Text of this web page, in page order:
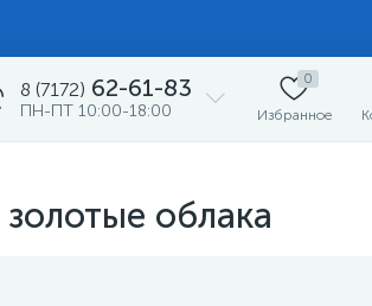
8 (7172) 62-61-83
ПН-ПТ 10:00-18:00
0
Избранное
облака